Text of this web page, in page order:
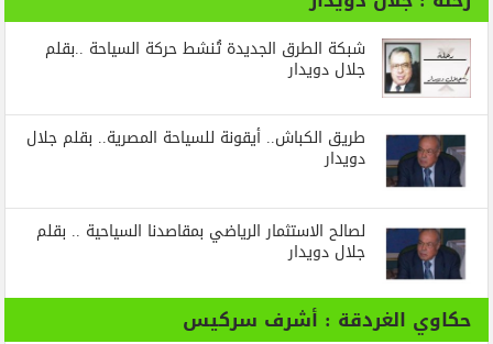
شبكة الطرق الجديدة تُنشط حركة السياحة ..بقلم
جلال دويدار
طريق الكباش.. أيقونة للسياحة المصرية.. بقلم جلال
دويدار
لصالح الاستثمار الرياضي بمقاصدنا السياحية .. بقلم
جلال دويدار
حكاوي الغردقة : أشرف سركيس